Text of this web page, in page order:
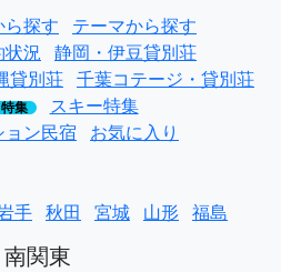
ら探す
テーマから探す
状況 静岡・伊豆貸別荘
貸別荘 千葉コテージ・貸別荘
特集
スキー特集
ン民宿 お気に入り
手 秋田 宮城 山形 福島
南関東